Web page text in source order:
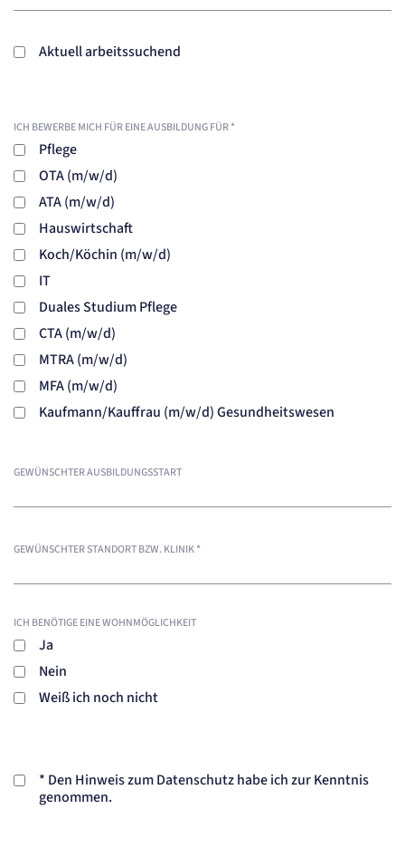
Aktuell arbeitssuchend
ICH BEWERBE MICH FÜR EINE AUSBILDUNG FÜR*
Pflege
OTA (m/w/d)
ATA (m/w/d)
Hauswirtschaft
Koch/Köchin (m/w/d)
IT
Duales Studium Pflege
CTA (m/w/d)
MTRA (m/w/d)
MFA (m/w/d)
Kaufmann/Kauffrau (m/w/d) Gesundheitswesen
GEWÜNSCHTER AUSBILDUNGSSTART
GEWÜNSCHTER STANDORT BZW. KLINIK*
ICH BENÖTIGE EINE WOHNMÖGLICHKEIT
Ja
Nein
Weiß ich noch nicht
* Den Hinweis zum Datenschutz habe ich zur Kenntnis
genommen.